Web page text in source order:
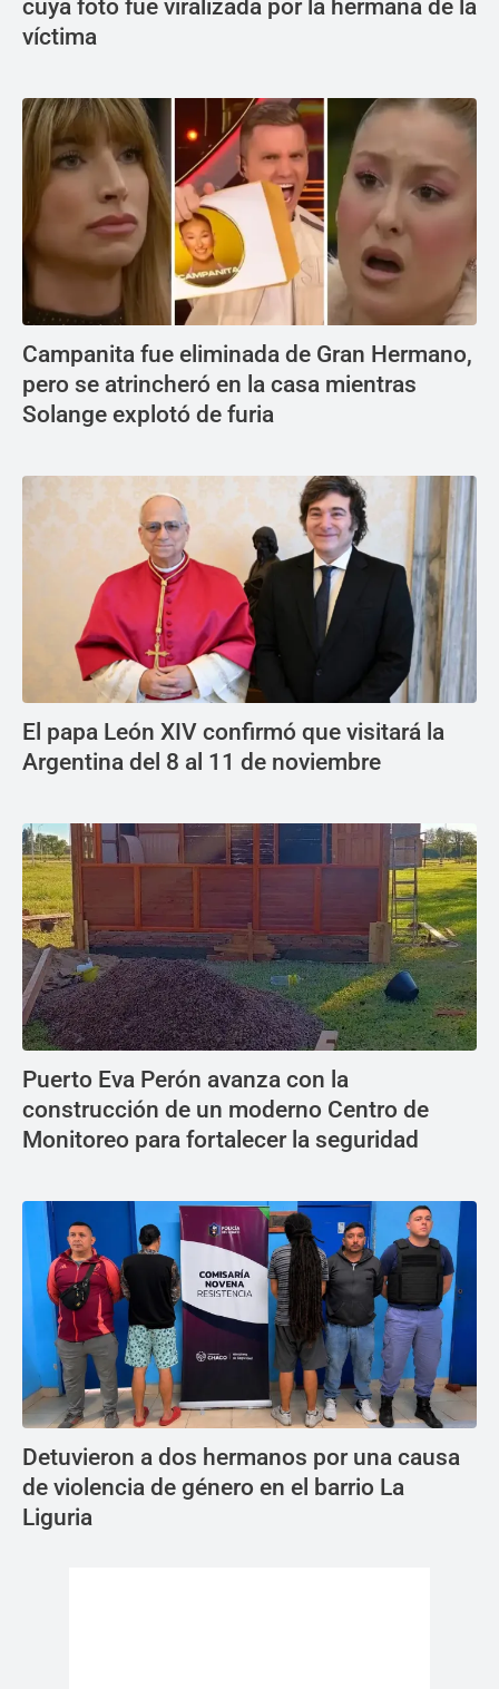
cuya foto fue viralizada por la hermana de la
víctima
Campanita fue eliminada de Gran Hermano,
pero se atrincheró en la casa mientras
Solange explotó de furia
El papa León XIV confirmó que visitará la
Argentina del 8 al 11 de noviembre
Puerto Eva Perón avanza con la
construcción de un moderno Centro de
Monitoreo para fortalecer la seguridad
Detuvieron a dos hermanos por una causa
de violencia de género en el barrio La
Liguria